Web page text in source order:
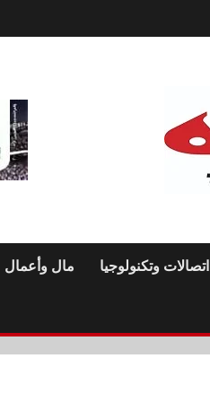
اتصالات وتكنولوجيا مال وأعمال